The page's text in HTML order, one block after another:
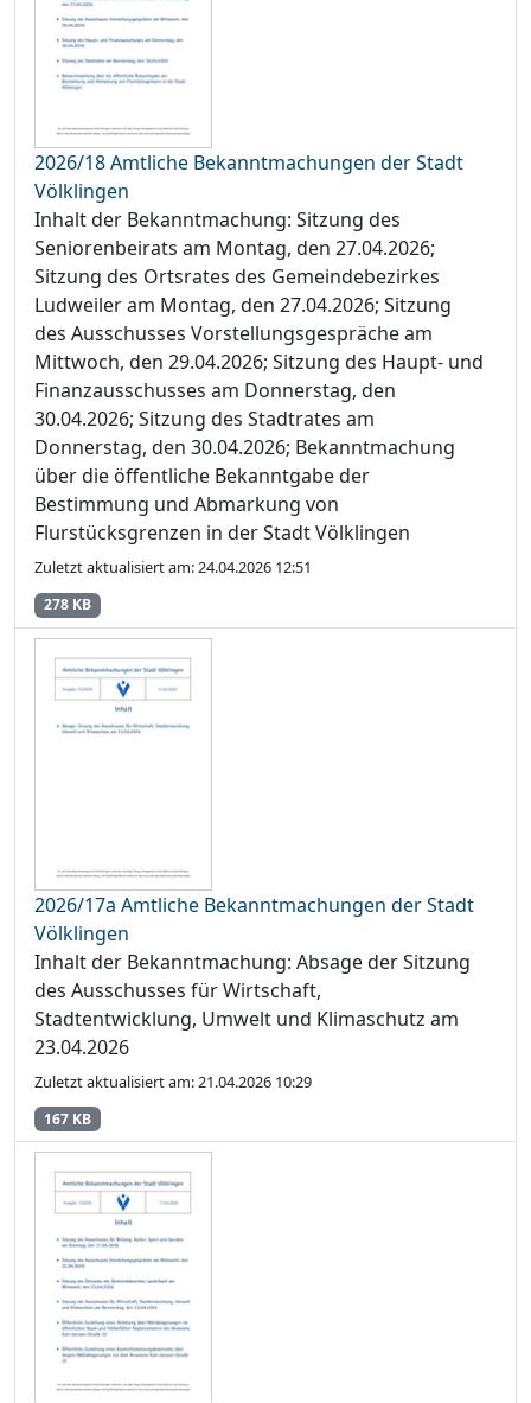
2026/18 Amtliche Bekanntmachungen der Stadt
Völklingen
Inhalt der Bekanntmachung: Sitzung des
Seniorenbeirats am Montag, den 27.04.2026;
Sitzung des Ortsrates des Gemeindebezirkes
Ludweiler am Montag, den 27.04.2026; Sitzung
des Ausschusses Vorstellungsgespräche am
Mittwoch, den 29.04.2026; Sitzung des Haupt- und
Finanzausschusses am Donnerstag, den
30.04.2026; Sitzung des Stadtrates am
Donnerstag, den 30.04.2026; Bekanntmachung
über die öffentliche Bekanntgabe der
Bestimmung und Abmarkung von
Flurstücksgrenzen in der Stadt Völklingen
Zuletzt aktualisiert am: 24.04.2026 12:51
278 KB
2026/17a Amtliche Bekanntmachungen der Stadt
Völklingen
Inhalt der Bekanntmachung: Absage der Sitzung
des Ausschusses für Wirtschaft,
Stadtentwicklung, Umwelt und Klimaschutz am
23.04.2026
Zuletzt aktualisiert am: 21.04.2026 10:29
167 KB